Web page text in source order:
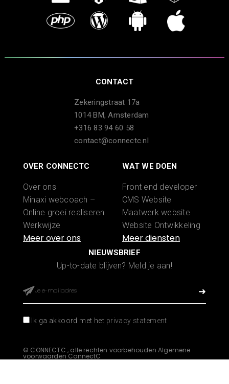
CONTACT
Zekeringstraat 17a
1014 BM, Amsterdam
+316 83 94 60 58
contact@connectc.nl
OVER CONNECTC
Over ons
Minaxi webcoach –
Online groei realiseren
Werkwijze
Portfolio
WAT WE DOEN
Front end developer
CMS Website
Maatwerk website
Website Ontwikkeling
WooCommerce
webshop laten maken
Shopify webshop
App ontwikkelen
optimalisatie
Online Weboplossing
NIEUWSBRIEF
Up-to-date blijven? Meld je aan!
Ik ga akkoord met het privacy statement
© CONNECTC , alle rechten voorbehoudenAlgemene
voorwaarden ConnectC